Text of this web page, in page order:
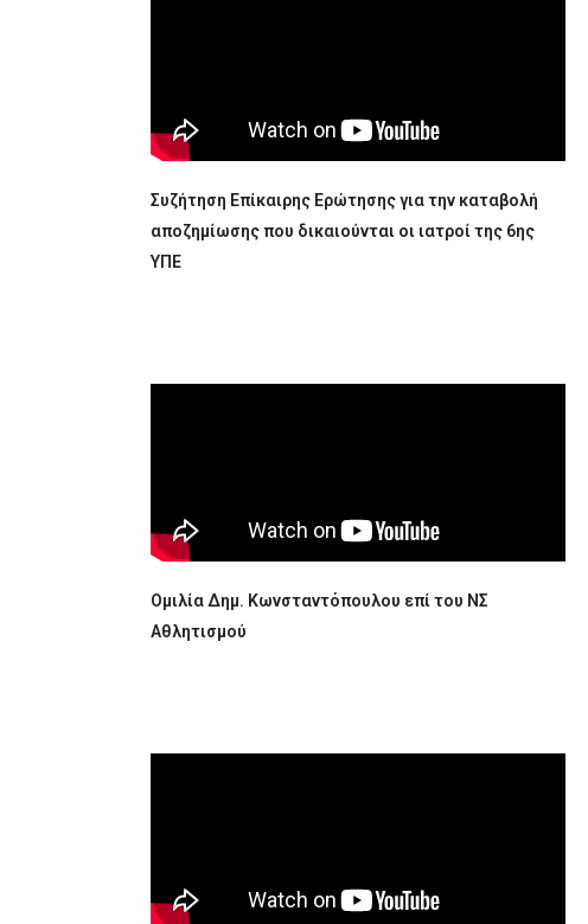
Συζήτηση Επίκαιρης Ερώτησης για την καταβολή
αποζημίωσης που δικαιούνται οι ιατροί της 6ης
ΥΠΕ
Ομιλία Δημ. Κωνσταντόπουλου επί του ΝΣ
Αθλητισμού